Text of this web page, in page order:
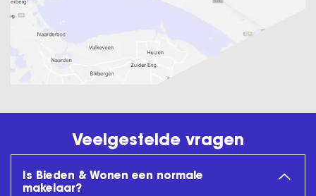
Veelgestelde vragen
Is Bieden & Wonen een normale
makelaar?